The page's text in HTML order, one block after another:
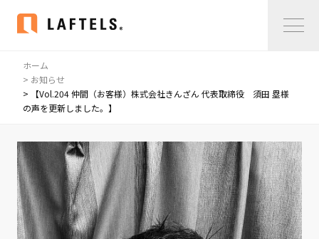
Home
私たちについて
私たちについて
コンサルタント紹介
会社概要
サービス紹介
ホーム
> お知らせ
> 【Vol.204 仲間（お客様）株式会社きんざん 代表取締役 須田 塁様
の声を更新しました。】